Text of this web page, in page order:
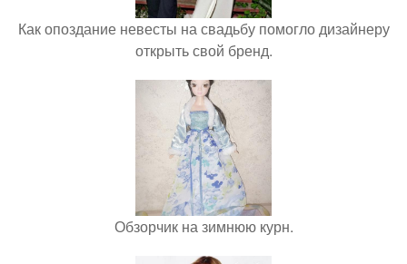
Как опоздание невесты на свадьбу помогло дизайнеру
открыть свой бренд.
Обзорчик на зимнюю курн.